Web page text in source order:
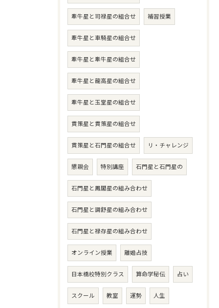
牽牛星と司禄星の組合せ 補習授業
牽牛星と車騎星の組合せ
牽牛星と牽牛星の組合せ
牽牛星と龍高星の組合せ
牽牛星と玉堂星の組合せ
貫策星と貫策星の組合せ
貫策星と石門星の組合せ リ・チャレンジ
懇親会 特別講座 石門星と石門星の
石門星と鳳閣星の組み合わせ
石門星と調舒星の組み合わせ
石門星と禄存星の組み合わせ
オンライン授業 離婚占技
日本橋校特別クラス 算命学秘伝 占い
スクール 教室 運勢 人生